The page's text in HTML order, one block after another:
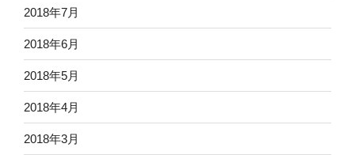
2018年7月
2018年6月
2018年5月
2018年4月
2018年3月